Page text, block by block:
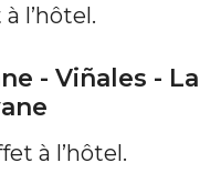
l’hôtel.
- Viñales - La
à l’hôtel.